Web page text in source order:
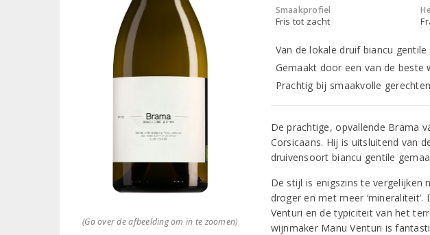
(Ga over de afbeelding om in te zoomen)
Smaakprofiel
Fris tot zacht
Van de lokale druif biancu gentile
Gemaakt door een van de beste
Prachtig bij smaakvolle gerechten
De prachtige, opvallende Brama
Corsicaans. Hij is uitsluitend van
druivensoort biancu gentile
De stijl is enigszins te vergelijken
droger en met meer
Venturi en de typiciteit van het
wijnmaker Manu Venturi is